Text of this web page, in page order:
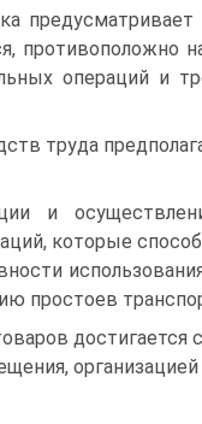
противоположно
операций и
труда
и
которые
простоев